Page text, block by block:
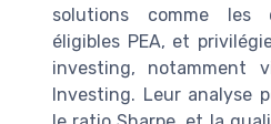
solutions comme les
éligibles PEA, et
investing, notamment
Investing. Leur analyse